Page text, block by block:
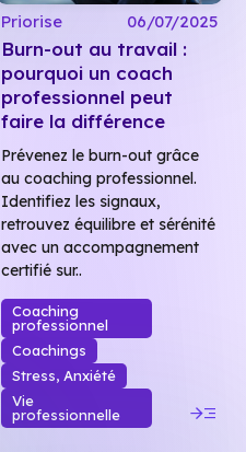
Priorise 06/07/2025
Burn-out au travail :
pourquoi un coach
professionnel peut
faire la différence
Prévenez le burn-out grâce
au coaching professionnel.
Identifiez les signaux,
retrouvez équilibre et sérénité
avec un accompagnement
certifié sur..
Coaching
professionnel
Coachings
Stress, Anxiété
Vie
professionnelle
read_more